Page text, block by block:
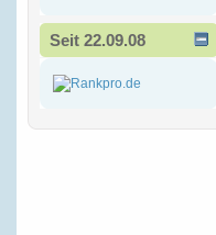
Seit 22.09.08